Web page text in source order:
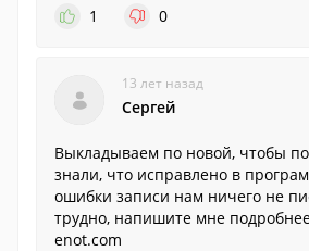
1
0
13 лет назад
Сергей
Выкладываем по новой, чтобы
знали, что исправлено в
ошибки записи нам ничего не
трудно, напишите мне
enot.com